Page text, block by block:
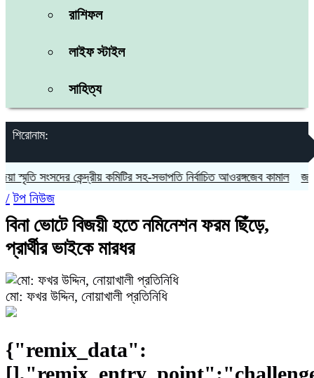
রাশিফল
লাইফ স্টাইল
সাহিত্য
শিরোনাম:
কেন্দ্রীয় কমিটির সহ-সভাপতি নির্বাচিত আওরঙ্গজেব কামাল
/ টপ নিউজ
বিনা ভোটে বিজয়ী হতে নমিনেশন ফরম ছিঁড়ে,
প্রার্থীর ভাইকে মারধর
মো: ফখর উদ্দিন, নোয়াখালী প্রতিনিধি
{"remix_data":